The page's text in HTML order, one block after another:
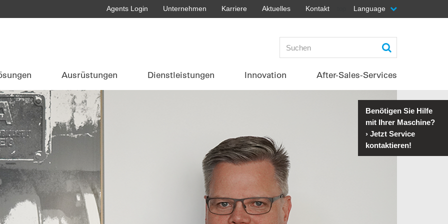
Agents Login Unternehmen Karriere Aktuelles Kontakt Language
Ausrüstungen Dienstleistungen Innovation After-Sales-Services
Benötigen Sie Hilfe
mit Ihrer Maschine?
› Jetzt Service
kontaktieren!